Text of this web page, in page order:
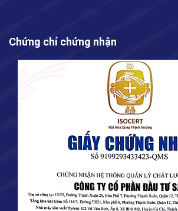
Chứng chỉ chứng nhận